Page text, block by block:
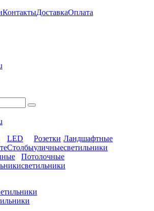
КонтактыДоставкаОплата
LED
Столбы
Розетки
уличные
Ландшафтные
светильники
Потолочные
светильники